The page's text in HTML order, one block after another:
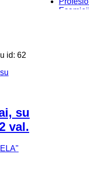
Esamieji
id: 62
su
val.